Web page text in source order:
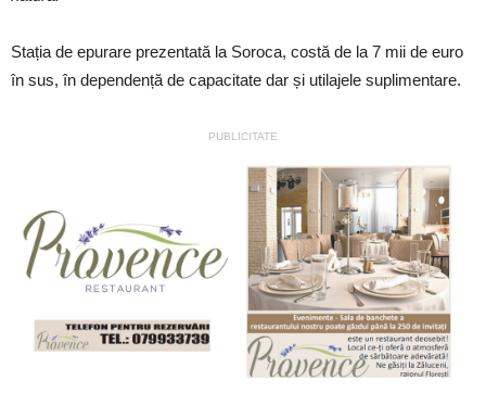
Stația de epurare prezentată la Soroca, costă de la 7 mii de euro
în sus, în dependență de capacitate dar și utilajele suplimentare.
PUBLICITATE